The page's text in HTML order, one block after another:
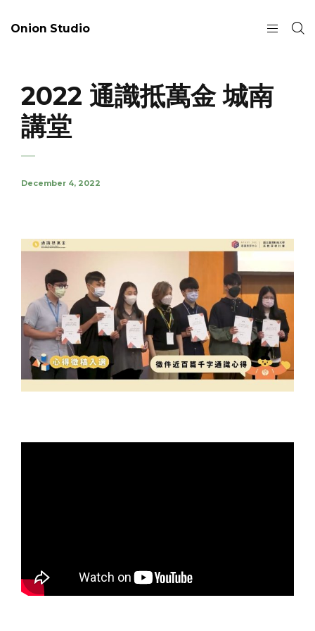
Onion Studio
2022 通識抵萬金 城南
講堂
December 4, 2022